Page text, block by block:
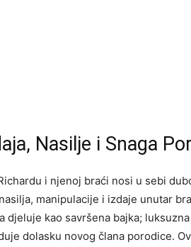
Nasilje i Snaga
i njenoj braći nosi u sebi
manipulacije i izdaje unutar
djeluje kao savršena bajka;
dolasku novog člana porodice.